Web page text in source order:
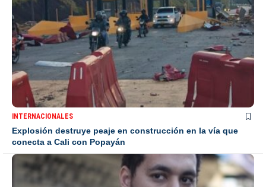
INTERNACIONALES
Explosión destruye peaje en construcción en la vía que
conecta a Cali con Popayán